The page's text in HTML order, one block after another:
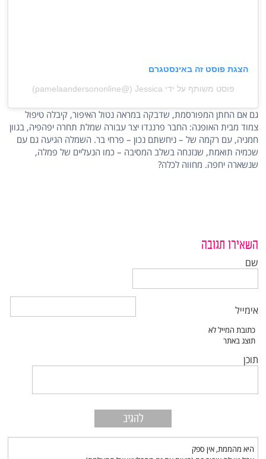
הצגת פוסט זה באינסטגרם
פוסט משותף על ידי ‏‎Jessica‎‏ (@‏‎pamelaandersononline‎‏)
גם אם החתן המפורסמת, שדבקה במראה נטול האיפור, קיבלה טיפול
צמוד מבית האופנה: החבר פרננדו יצר עבורה שמלת תחרה יפהפיה, בגוון
חמניה, עם רקמה של – ניחשתם נכון – פרחי בר. השמלה הגיעה גם עם
שכמיה תואמת, שנזנחה בשלב המסיבה – כמו הנעליים של פמלה,
שנשארה יחפה. מחווה לכלה?
השאירו תגובה
שם
אימייל
תוכן
היא מהממת, אין ספק